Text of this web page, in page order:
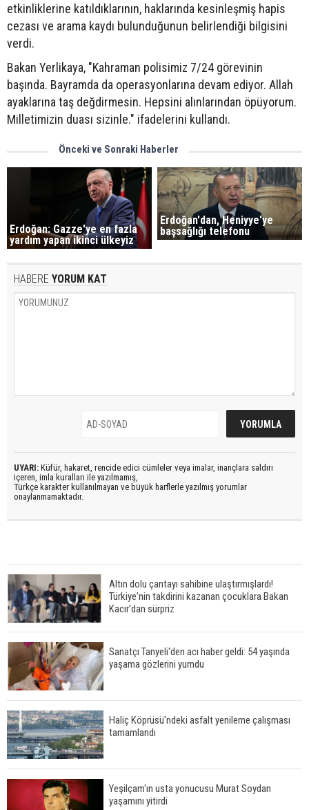
etkinliklerine katıldıklarının, haklarında kesinleşmiş hapis
cezası ve arama kaydı bulunduğunun belirlendiği bilgisini
verdi.
Bakan Yerlikaya, "Kahraman polisimiz 7/24 görevinin
başında. Bayramda da operasyonlarına devam ediyor. Allah
ayaklarına taş değdirmesin. Hepsini alınlarından öpüyorum.
Milletimizin duası sizinle." ifadelerini kullandı.
Önceki ve Sonraki Haberler
Erdoğan: Gazze'ye en fazla
yardım yapan ikinci ülkeyiz
Erdoğan'dan, Heniyye'ye
başsağlığı telefonu
HABERE YORUM KAT
UYARI: Küfür, hakaret, rencide edici cümleler veya imalar, inançlara saldırı
içeren, imla kuralları ile yazılmamış,
Türkçe karakter kullanılmayan ve büyük harflerle yazılmış yorumlar
onaylanmamaktadır.
Altın dolu çantayı sahibine ulaştırmışlardı!
Türkiye'nin takdirini kazanan çocuklara Bakan
Kacır'dan sürpriz
Sanatçı Tanyeli'den acı haber geldi: 54 yaşında
yaşama gözlerini yumdu
Haliç Köprüsü'ndeki asfalt yenileme çalışması
tamamlandı
Yeşilçam'ın usta yonucusu Murat Soydan
yaşamını yitirdi